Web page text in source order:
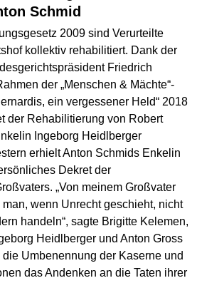
Schmid
2009 sind Verurteilte
kollektiv rehabilitiert. Dank der
Friedrich
der „Menschen & Mächte“-
ein vergessener Held“ 2018
der Rehabilitierung von Robert
Ingeborg Heidlberger
erhielt Anton Schmids Enkelin
Dekret der
„Von meinem Großvater
wenn Unrecht geschieht, nicht
handeln“, sagte Brigitte Kelemen,
Heidlberger und Anton Gross
Umbenennung der Kaserne und
das Andenken an die Taten ihrer